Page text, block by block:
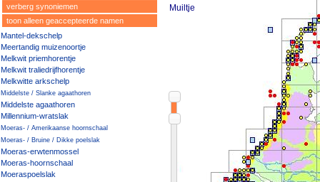
verberg synoniemen
toon alleen geaccepteerde namen
Mantel-dekschelp
Meertandig muizenoortje
Melkwit priemhorentje
Melkwit traliedrijfhorentje
Melkwitte arkschelp
Middelste / Slanke agaathoren
Middelste agaathoren
Millennium-wratslak
Moeras- / Amerikaanse hoornschaal
Moeras- / Bruine / Dikke poelslak
Moeras-erwtenmossel
Moeras-hoornschaal
Moeraspoelslak
Muiltje